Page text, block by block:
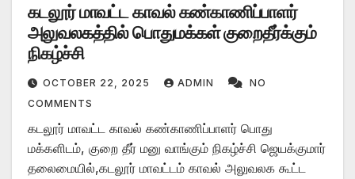
கடலூர் மாவட்ட காவல் கண்காணிப்பாளர்
அலுவலகத்தில் பொதுமக்கள் குறைதீர்க்கும்
நிகழ்ச்சி
OCTOBER 22, 2025 ADMIN
NO
COMMENTS
கடலூர் மாவட்ட காவல் கண்காணிப்பாளர் பொது
மக்களிடம், குறை தீர் மனு வாங்கும் நிகழ்ச்சி ஜெயக்குமார்
தலைமையில்,கடலூர் மாவட்டம் காவல் அலுவலக கூட்ட